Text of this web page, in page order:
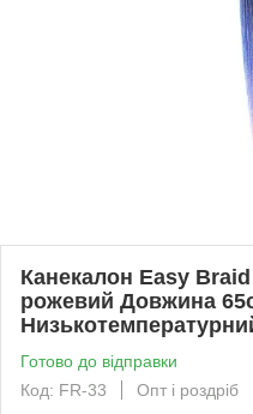
Канекалон Easy
рожевий Довжина
Готово до відправки
Код: FR-33
Опт і роздріб